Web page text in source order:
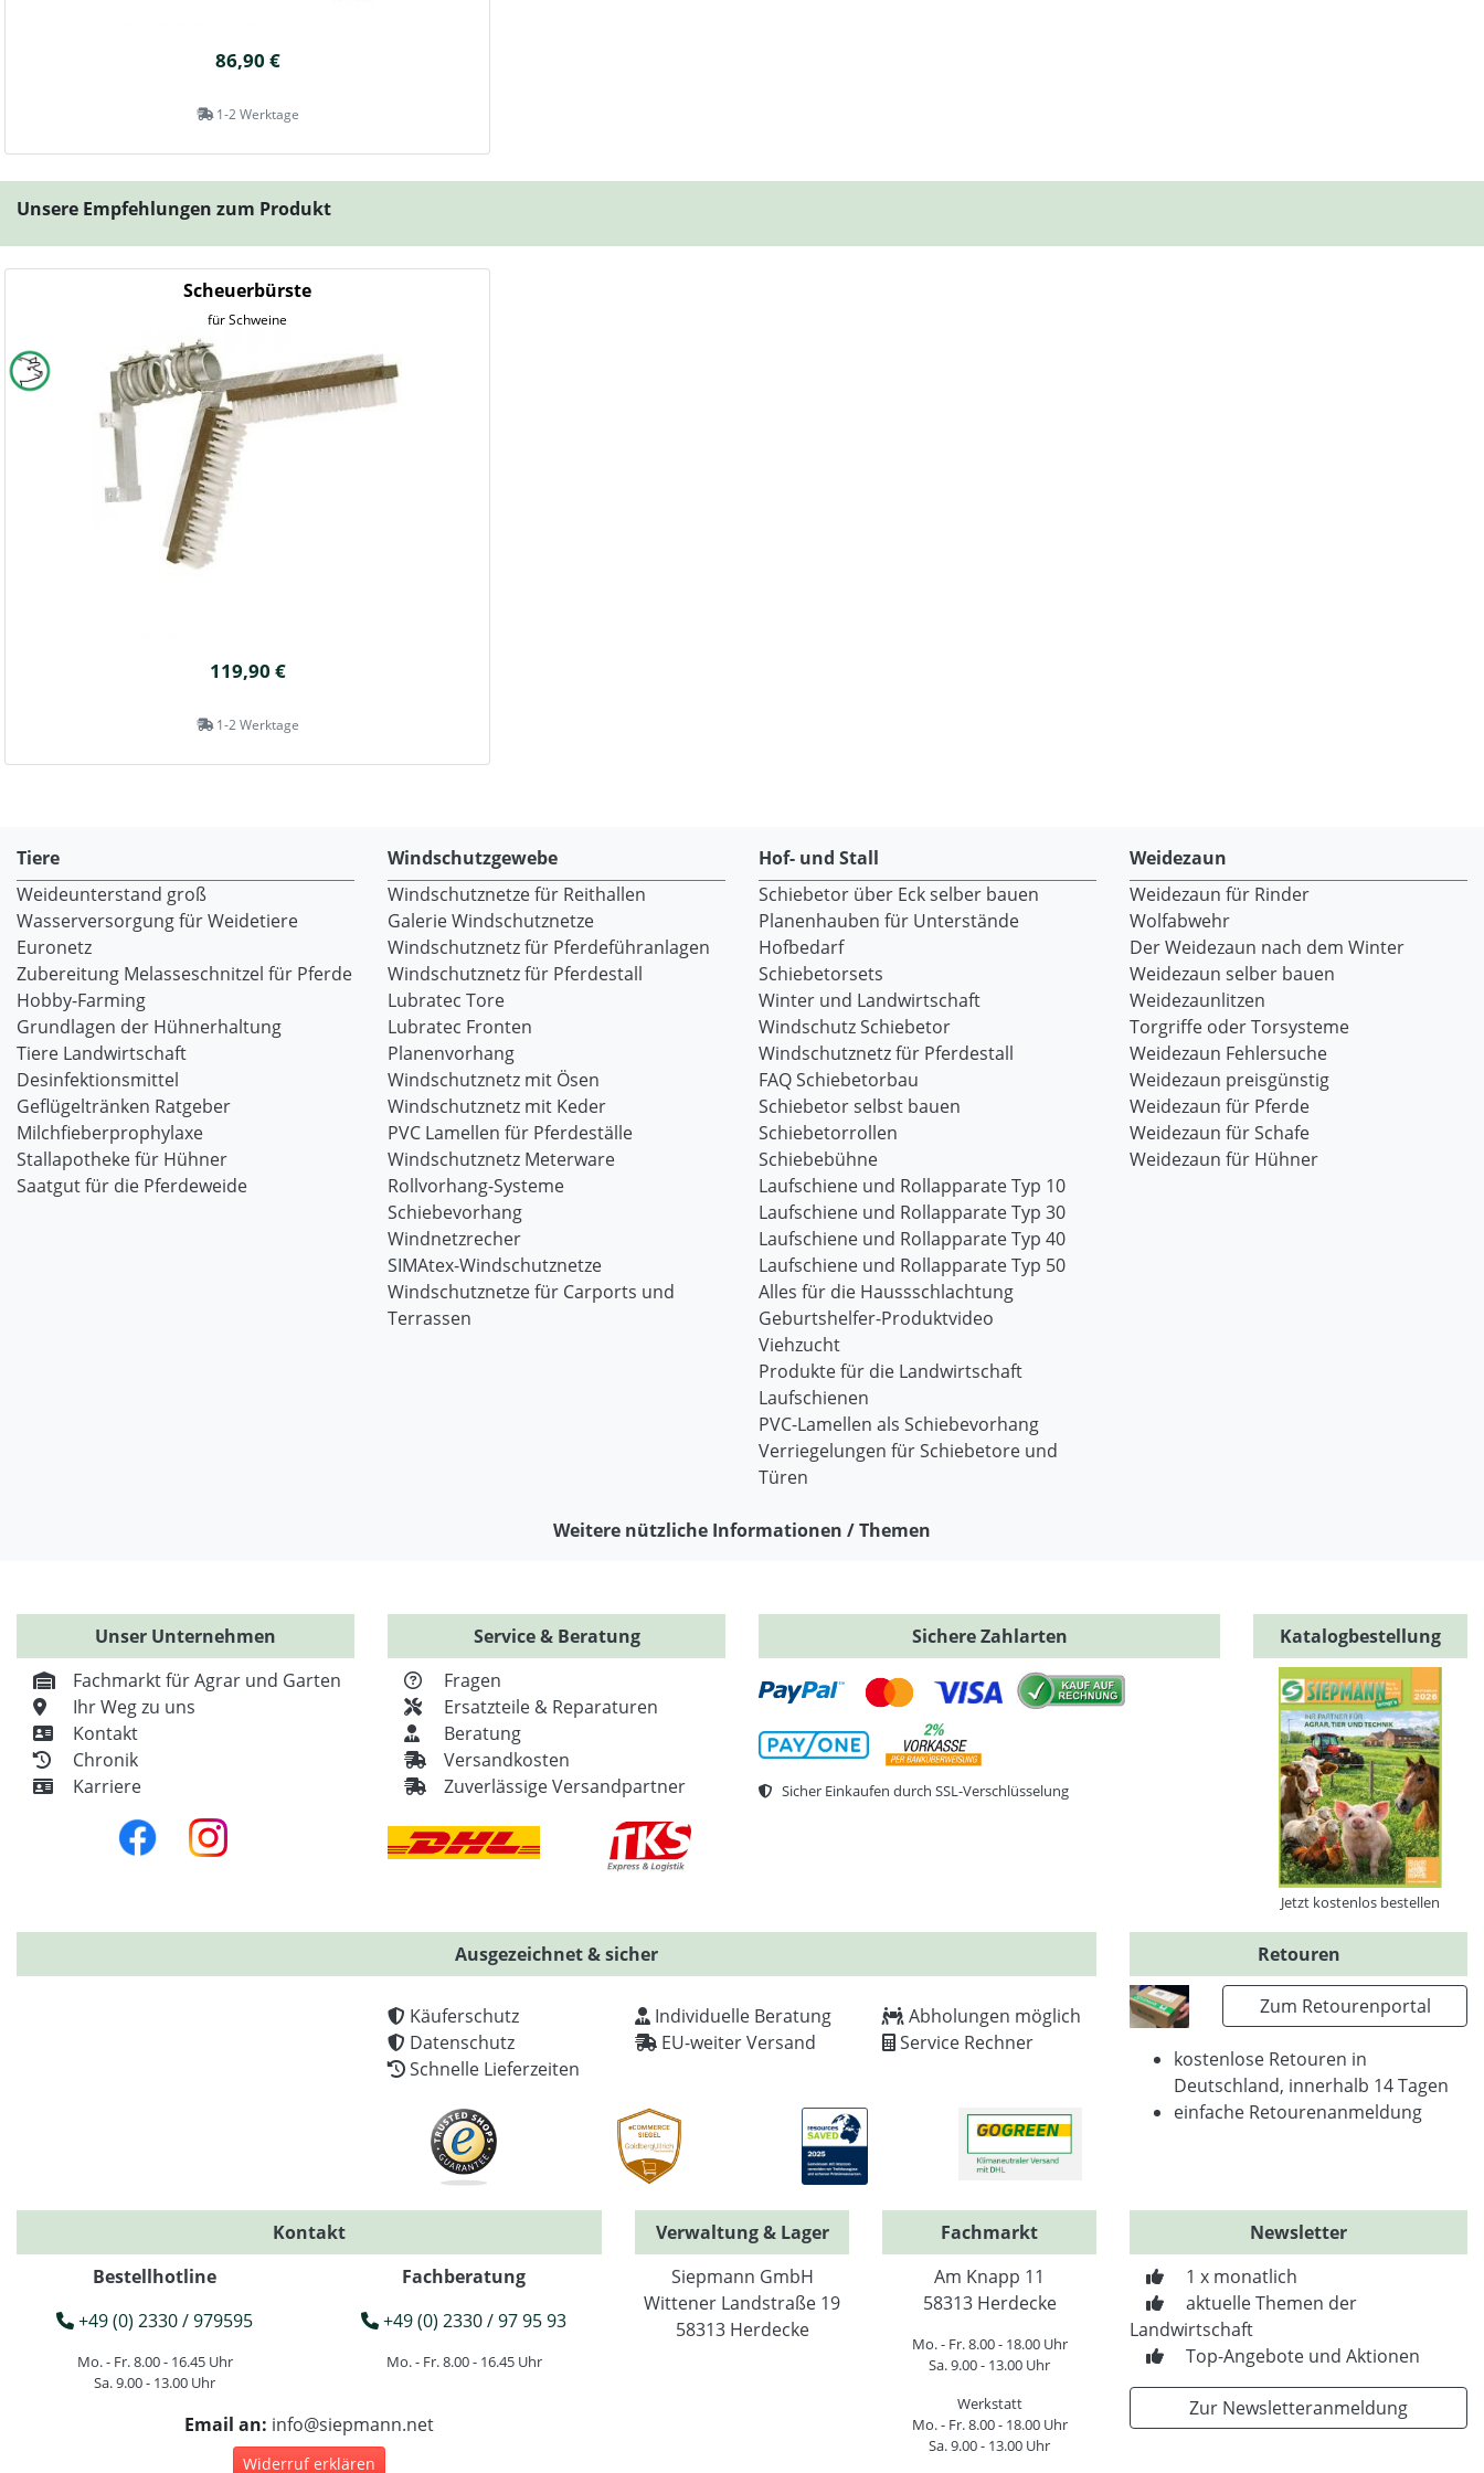
86,90 €
1-2 Werktage
Unsere Empfehlungen zum Produkt
Scheuerbürste
für Schweine
119,90 €
1-2 Werktage
Tiere
Weideunterstand groß
Wasserversorgung für Weidetiere
Euronetz
Zubereitung Melasseschnitzel für Pferde
Hobby-Farming
Grundlagen der Hühnerhaltung
Tiere Landwirtschaft
Desinfektionsmittel
Geflügeltränken Ratgeber
Milchfieberprophylaxe
Stallapotheke für Hühner
Saatgut für die Pferdeweide
Windschutzgewebe
Windschutznetze für Reithallen
Galerie Windschutznetze
Windschutznetz für Pferdeführanlagen
Windschutznetz für Pferdestall
Lubratec Tore
Lubratec Fronten
Planenvorhang
Windschutznetz mit Ösen
Windschutznetz mit Keder
PVC Lamellen für Pferdeställe
Windschutznetz Meterware
Rollvorhang-Systeme
Schiebevorhang
Windnetzrecher
SIMAtex-Windschutznetze
Windschutznetze für Carports und
Terrassen
Hof- und Stall
Schiebetor über Eck selber bauen
Planenhauben für Unterstände
Hofbedarf
Schiebetorsets
Winter und Landwirtschaft
Windschutz Schiebetor
Windschutznetz für Pferdestall
FAQ Schiebetorbau
Schiebetor selbst bauen
Schiebetorrollen
Schiebebühne
Laufschiene und Rollapparate Typ 10
Laufschiene und Rollapparate Typ 30
Laufschiene und Rollapparate Typ 40
Laufschiene und Rollapparate Typ 50
Alles für die Haussschlachtung
Geburtshelfer-Produktvideo
Viehzucht
Produkte für die Landwirtschaft
Laufschienen
PVC-Lamellen als Schiebevorhang
Verriegelungen für Schiebetore und
Türen
Weidezaun
Weidezaun für Rinder
Wolfabwehr
Der Weidezaun nach dem Winter
Weidezaun selber bauen
Weidezaunlitzen
Torgriffe oder Torsysteme
Weidezaun Fehlersuche
Weidezaun preisgünstig
Weidezaun für Pferde
Weidezaun für Schafe
Weidezaun für Hühner
Weitere nützliche Informationen / Themen
Unser Unternehmen
Fachmarkt für Agrar und Garten
Ihr Weg zu uns
Kontakt
Chronik
Karriere
Service & Beratung
Fragen
Ersatzteile & Reparaturen
Beratung
Versandkosten
Zuverlässige Versandpartner
Sichere Zahlarten
Sicher Einkaufen durch SSL-Verschlüsselung
Katalogbestellung
Jetzt kostenlos bestellen
Ausgezeichnet & sicher
Käuferschutz
Datenschutz
Schnelle Lieferzeiten
Individuelle Beratung
EU-weiter Versand
Abholungen möglich
Service Rechner
Retouren
Zum Retourenportal
kostenlose Retouren in
Deutschland, innerhalb 14 Tagen
einfache Retourenanmeldung
Kontakt
Bestellhotline
+49 (0) 2330 / 979595
Mo. - Fr. 8.00 - 16.45 Uhr
Sa. 9.00 - 13.00 Uhr
Fachberatung
+49 (0) 2330 / 97 95 93
Mo. - Fr. 8.00 - 16.45 Uhr
Email an: info@siepmann.net
Widerruf erklären
Verwaltung & Lager
Siepmann GmbH
Wittener Landstraße 19
58313 Herdecke
Fachmarkt
Am Knapp 11
58313 Herdecke
Mo. - Fr. 8.00 - 18.00 Uhr
Sa. 9.00 - 13.00 Uhr
Werkstatt
Mo. - Fr. 8.00 - 18.00 Uhr
Sa. 9.00 - 13.00 Uhr
Newsletter
1 x monatlich
aktuelle Themen der
Landwirtschaft
Top-Angebote und Aktionen
Zur Newsletteranmeldung